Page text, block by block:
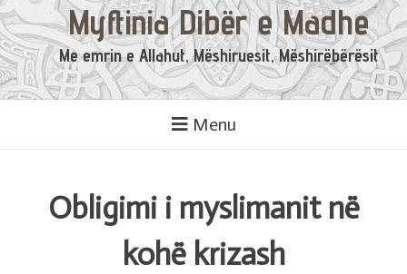
Myftinia Dibër e Madhe
Me emrin e Allahut, Mëshiruesit, Mëshirëbërësit
Menu
Obligimi i myslimanit në
kohë krizash